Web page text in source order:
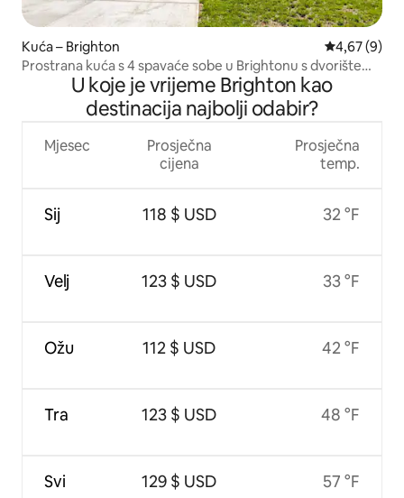
Kuća – Brighton Prosječna
4,67 (9)
Prostrana kuća s 4 spavaće sobe u Brightonu s dvorištem,
roštiljem i garažom
U koje je vrijeme Brighton kao
destinacija najbolji odabir?
Mjesec
Sij
Velj
Ožu
Tra
Svi
Prosječna
cijena
118 $ USD
123 $ USD
112 $ USD
123 $ USD
129 $ USD
Prosječna
temp.
32 °F
33 °F
42 °F
48 °F
57 °F